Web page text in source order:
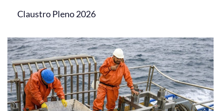
Claustro Pleno 2026